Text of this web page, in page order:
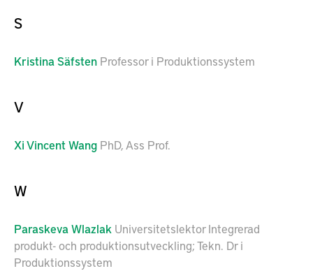
S
KristinaSäfsten Professor i Produktionssystem
V
XiVincent Wang PhD, Ass Prof.
W
ParaskevaWlazlak Universitetslektor Integrerad
produkt- och produktionsutveckling; Tekn. Dr i
Produktionssystem